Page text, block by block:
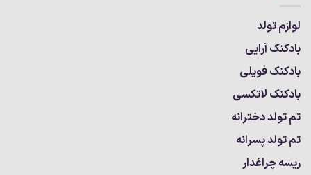
لوازم تولد
بادکنک آرایی
بادکنک فویلی
بادکنک لاتکسی
تم تولد دخترانه
تم تولد پسرانه
ریسه چراغدار